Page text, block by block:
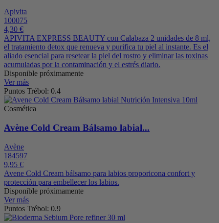
Apivita
100075
4,30 €
APIVITA EXPRESS BEAUTY con Calabaza 2 unidades de 8 ml,
el tratamiento detox que renueva y purifica tu piel al instante. Es el
aliado esencial para resetear la piel del rostro y eliminar las toxinas
acumuladas por la contaminación y el estrés diario.
Disponible próximamente
Ver más
Puntos Trébol: 0.4
Cosmética
Avène Cold Cream Bálsamo labial...
Avène
184597
9,95 €
Avene Cold Cream bálsamo para labios proporicona confort y
protección para embellecer los labios.
Disponible próximamente
Ver más
Puntos Trébol: 0.9